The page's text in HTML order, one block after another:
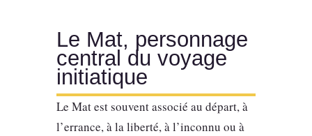
Le Mat, personnage
central du voyage
initiatique
Le Mat est souvent associé au départ, à
l’errance, à la liberté, à l’inconnu ou à